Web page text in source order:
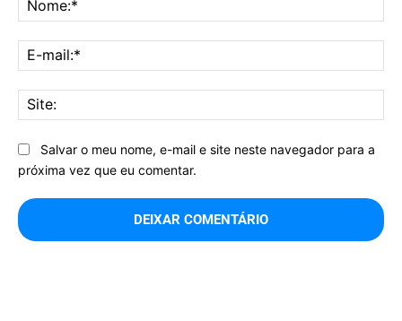
Salvar o meu nome, e-mail e site neste navegador para a
próxima vez que eu comentar.